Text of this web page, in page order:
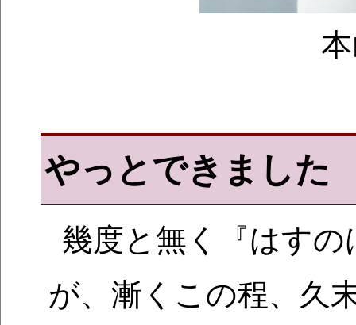
やっとできました
幾度と無く『はす
が、漸くこの程、久